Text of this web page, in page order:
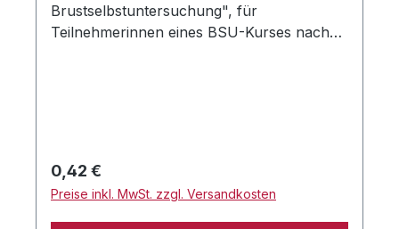
Brustselbstuntersuchung", für
Teilnehmerinnen eines BSU-Kurses nach
Regulärer Preis:
0,42 €
Preise inkl. MwSt. zzgl. Versandkosten